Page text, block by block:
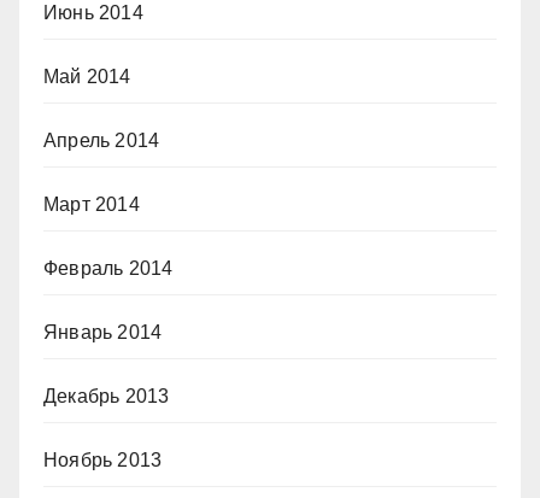
Июнь 2014
Май 2014
Апрель 2014
Март 2014
Февраль 2014
Январь 2014
Декабрь 2013
Ноябрь 2013